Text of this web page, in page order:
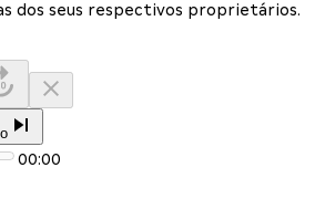
dos seus respectivos proprietários.
00:00